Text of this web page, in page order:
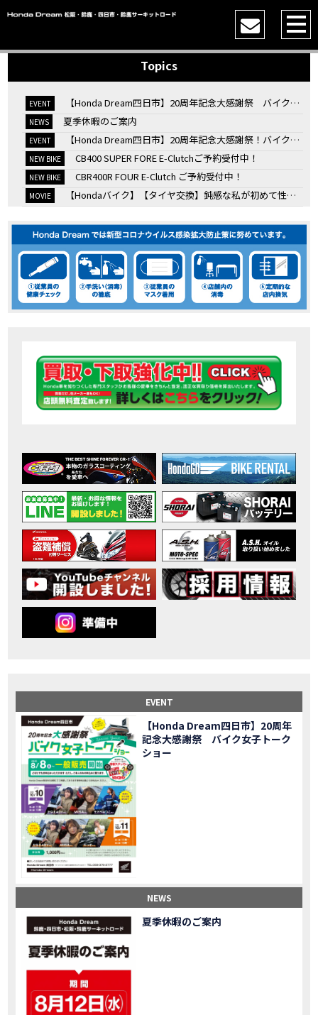
Topics
EVENT 【Honda Dream四日市】20周年記念大感謝祭 バイク女子トークショー
NEWS 夏季休暇のご案内
EVENT 【Honda Dream四日市】20周年記念大感謝祭！バイク女子トークショー
NEW BIKE CB400 SUPER FORE E-Clutchご予約受付中！
NEW BIKE CBR400R FOUR E-Clutch ご予約受付中！
MOVIE 【Hondaバイク】【タイヤ交換】鈍感な私が初めて性能を実感した【三重県】【Honda DREAM】
EVENT KOOD クロモリアクスルシャフトお客様のバイクで体感試走
MOVIE 【三重→香川】このバイク、なんだと思いますか？【ホンダ バイク】【Honda DREAM】【三重県】
EVENT “コカ・コーラ”鈴鹿８時間耐久ロードレース 第47回大会「TSR応援席プレミアムチケット販売開始！」
MOVIE 【ホンダ バイク】バイクを長持ちさせる洗車を教えてもらった【プロの裏ワザ】
MOVIE 【ホンダ バイク】CRF1100L Africa Twinは女性ライダーでも快適か？四国ツーリング【X-ADVオーナー目線】
MOVIE 【ホンダ バイク】 ホンダドリーム鈴鹿の未公開シーン【モトベはつこ】
MOVIE 最新のアフリカツインどう？妹とHondaDreamのバイク全部見た結果｜Honda SuperCub
MOVIE 【ホンダ バイク】「ボカロ文化」を知ろう ナビゲーションをスキップ 検索 作成 6 アバターの画像 三重県を巡る女性ライダーの4日間！ポケふた全制覇ツーリング Honda CB1000F
CAMPAIGN 免許取得サポートキャンペーン実施中！
EVENT ［三重県下最大級のバイクイベント］2026MIE BIKE FES開催
MOVIE 【ホンダ バイク】【バイク女子】怖くて乗れなかったあの憧れバイク、ついに乗ります！
MOVIE 【ホンダ バイク】バイクが動かなくなった…原因不明で入院します
CAMPAIGN Rebel 250 E-Clutch シリーズ 洋用品購入サポートキャンペーン
MOVIE 【ホンダ バイク】CB1000F 4台で三重県ツーリング！梅本まどかさん、MIISAさんと一日笑った【ポケふた】Honda
MOVIE 【ホンダ バイク】【GB350C S】梅本まどかさんと三重県ツーリング満喫しました！ポケふた探し第1弾【モトブログ】
MOVIE 【ホンダドリーム新春初売り特別企画】のご紹介！！
MOVIE こんなことある？！CB1000Fでツーリングイベントに参戦したのだが・・
【新車】CB1000Fで11時間ツーリングした素直なレビュー【モトブログ】Honda CB
MOVIE 【事故寸前】200kmレッカー、そしてさらなる原因が判明し、修理代が膨れ上がった結果
MOVIE 2025X-ADV 最高の旅バイクで街乗りも最適！ADVが20台でツーリングしました｜Honda ADV160
NEW BIKENEWS CB1000F販売中！！
MOVIE 【バイク女子】ごめんなさい。大切なツーリングでやらかしてしまった…
MOVIE 【バイク女子】下道444kmぶっ通しで走った結果がヤバかった
MOVIE 【バイク女子】最安！三重→東京〇〇〇円で行けちゃった
MOVIE 新型スーパーカブ110レビュー！C125 CT125で女子ツーリング 最高！Honda Super Cub(JA59)
MOVIE 【世界一の燃費Super cub】給油せずにどこまで行けるかやってみたら大変なことになりました
MOVIE 【バイク女子の挑戦】世界一の最強バイクでついにやります。
MOVIE 【バイク女子】この動画を見たらイライラするかもしれません。ごめんなさい。
MOVIE 【バイク用ドラレコ】センサーで感知！駐車場でバイクの周りを…
おめでたい人生初バイク納車！スタッフがまさかの対応…
【激カワ女子登場】バイク女子はツーリング中も〇〇が大好き♡
MOVIE 正統派NC750X！大型二輪教習から10年目の素直な感想|Honda NC750X DCT【バイク女子ツーリング】
MOVIE 女が乗るバイクじゃない？低身長女が検証します
MOVIE 【福井1泊ツーリング】バイク女子、仲悪いって本当？
MOVIE 大型ツアラー！Gold Wing Tour 50th ANNIVWRSARYは女性ライダーでもツーリングを楽しめるのか検証してみた｜Honda ゴールドウイング
MOVIE 【Monkey125】初めてモンキー！意外な◯◯へ行って来た【三重ホンダヒート】
NEW BIKE 大型ツアラー「Gold Wing Tour」と特別仕様の 「Gold Wing Tour 50th ANNIVERSARY」を 受注期間限定で発売
EVENT
【Honda Dream四日市】20周年
記念大感謝祭 バイク女子トーク
ショー
NEWS
夏季休暇のご案内